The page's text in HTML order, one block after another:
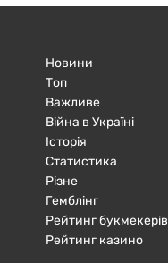
Новини
Топ
Важливе
Війна в Україні
Історія
Статистика
Різне
Гемблінг
Рейтинг букмекерів
Рейтинг казино